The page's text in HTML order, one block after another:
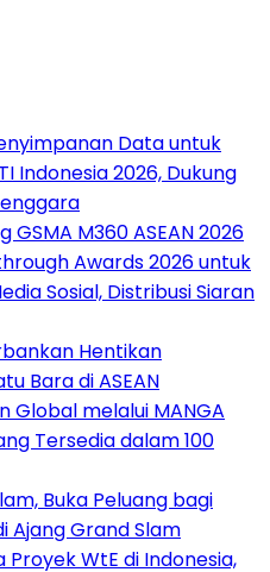
Data untuk
Indonesia 2026, Dukung
M360 ASEAN 2026
Awards 2026 untuk
Sosial, Distribusi Siaran
Hentikan
Bara di ASEAN
Global melalui MANGA
Tersedia dalam 100
Buka Peluang bagi
Ajang Grand Slam
Proyek WtE di Indonesia,